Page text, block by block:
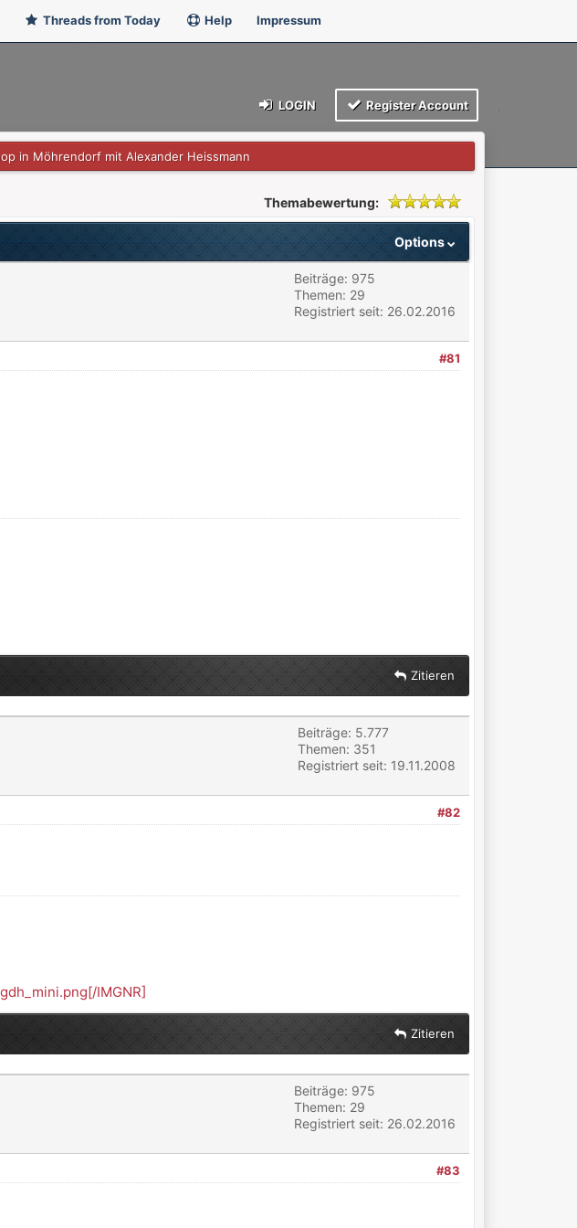
Threads from Today Help Impressum
LOGIN Register Account
in Möhrendorf mit Alexander Heissmann
Themabewertung:
Options
Beiträge: 975
Themen: 29
Registriert seit: 26.02.2016
#81
Zitieren
Beiträge: 5.777
Themen: 351
Registriert seit: 19.11.2008
#82
IMGNR]
Zitieren
Beiträge: 975
Themen: 29
Registriert seit: 26.02.2016
#83